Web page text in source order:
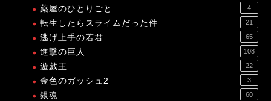
薬屋のひとりごと 4
転生したらスライムだった件 21
逃げ上手の若君 65
進撃の巨人 108
遊戯王 22
金色のガッシュ2 3
銀魂 60